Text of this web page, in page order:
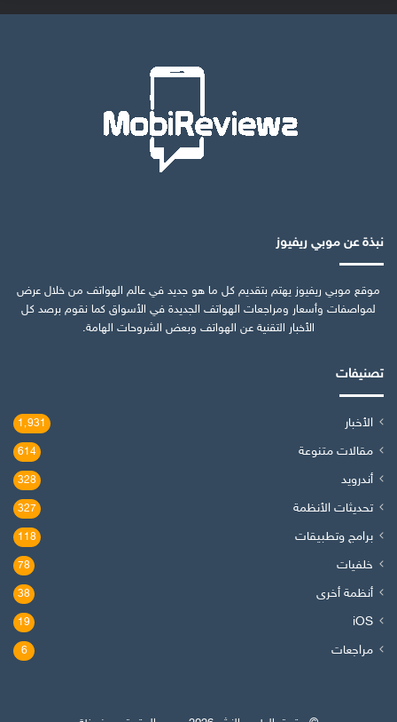
نبذة عن موبي ريفيوز
موقع موبي ريفيوز يهتم بتقديم كل ما هو جديد في عالم الهواتف من خلال عرض
لمواصفات وأسعار ومراجعات الهواتف الجديدة في الأسواق كما نقوم برصد كل
الأخبار التقنية عن الهواتف وبعض الشروحات الهامة.
تصنيفات
الأخبار 1٬931
مقالات متنوعة 614
أندرويد 328
تحديثات الأنظمة 327
برامج وتطبيقات 118
خلفيات 78
أنظمة أخرى 38
iOS
19
مراجعات 6